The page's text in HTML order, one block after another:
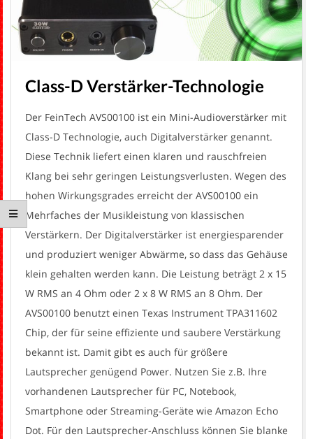
Class-D Verstärker-Technologie
Der FeinTech AVS00100 ist ein Mini-Audioverstärker mit
Class-D Technologie, auch Digitalverstärker genannt.
Diese Technik liefert einen klaren und rauschfreien
Klang bei sehr geringen Leistungsverlusten. Wegen des
hohen Wirkungsgrades erreicht der AVS00100 ein
Mehrfaches der Musikleistung von klassischen
Verstärkern. Der Digitalverstärker ist energiesparender
und produziert weniger Abwärme, so dass das Gehäuse
klein gehalten werden kann. Die Leistung beträgt 2 x 15
W RMS an 4 Ohm oder 2 x 8 W RMS an 8 Ohm. Der
AVS00100 benutzt einen Texas Instrument TPA311602
Chip, der für seine effiziente und saubere Verstärkung
bekannt ist. Damit gibt es auch für größere
Lautsprecher genügend Power. Nutzen Sie z.B. Ihre
vorhandenen Lautsprecher für PC, Notebook,
Smartphone oder Streaming-Geräte wie Amazon Echo
Dot. Für den Lautsprecher-Anschluss können Sie blanke